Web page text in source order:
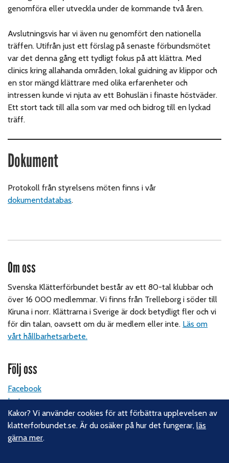
genomföra eller utveckla under de kommande två åren.
Avslutningsvis har vi även nu genomfört den nationella
träffen. Utifrån just ett förslag på senaste förbundsmötet
var det denna gång ett tydligt fokus på att klättra. Med
clinics kring allahanda områden, lokal guidning av klippor och
en stor mängd klättrare med olika erfarenheter och
intressen kunde vi njuta av ett Bohuslän i finaste höstväder.
Ett stort tack till alla som var med och bidrog till en lyckad
träff.
Dokument
Protokoll från styrelsens möten finns i vår
dokumentdatabas.
Om oss
Svenska Klätterförbundet består av ett 80-tal klubbar och
över 16 000 medlemmar. Vi finns från Trelleborg i söder till
Kiruna i norr. Klättrarna i Sverige är dock betydligt fler och vi
för din talan, oavsett om du är medlem eller inte. Läs om
vårt hållbarhetsarbete.
Följ oss
Facebook
Instagram
Linkedin
Nyhetsbrev
Kakor? Vi använder cookies för att förbättra upplevelsen av
klatterforbundet.se. Är du osäker på hur det fungerar,läs
gärna mer.